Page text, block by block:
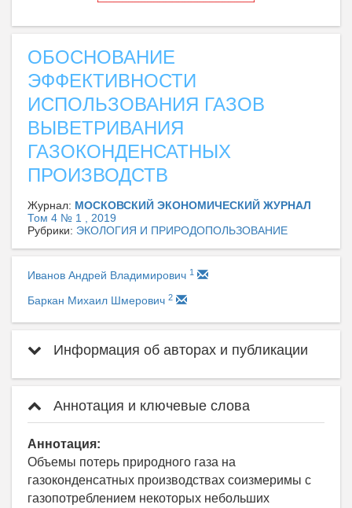
ОБОСНОВАНИЕ
ЭФФЕКТИВНОСТИ
ИСПОЛЬЗОВАНИЯ ГАЗОВ
ВЫВЕТРИВАНИЯ
ГАЗОКОНДЕНСАТНЫХ
ПРОИЗВОДСТВ
Журнал: МОСКОВСКИЙ ЭКОНОМИЧЕСКИЙ ЖУРНАЛ
Том 4 № 1 , 2019
Рубрики: ЭКОЛОГИЯ И ПРИРОДОПОЛЬЗОВАНИЕ
Иванов Андрей Владимирович 1
Баркан Михаил Шмерович 2
Информация об авторах и публикации
Аннотация и ключевые слова
Аннотация:
Объемы потерь природного газа на
газоконденсатных производствах соизмеримы с
газопотреблением некоторых небольших